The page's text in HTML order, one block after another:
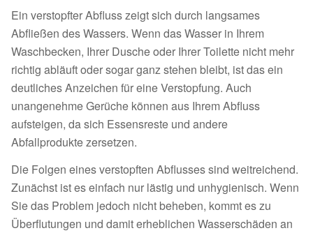
Ein verstopfter Abfluss zeigt sich durch langsames
Abfließen des Wassers. Wenn das Wasser in Ihrem
Waschbecken, Ihrer Dusche oder Ihrer Toilette nicht mehr
richtig abläuft oder sogar ganz stehen bleibt, ist das ein
deutliches Anzeichen für eine Verstopfung. Auch
unangenehme Gerüche können aus Ihrem Abfluss
aufsteigen, da sich Essensreste und andere
Abfallprodukte zersetzen.
Die Folgen eines verstopften Abflusses sind weitreichend.
Zunächst ist es einfach nur lästig und unhygienisch. Wenn
Sie das Problem jedoch nicht beheben, kommt es zu
Überflutungen und damit erheblichen Wasserschäden an